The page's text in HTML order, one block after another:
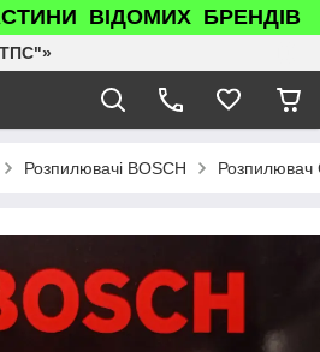
ВІДОМИХ БРЕНДІВ
Розпилювачі BOSCH Розпилювач